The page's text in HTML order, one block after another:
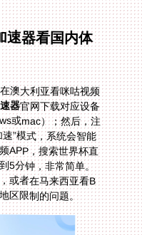
速器看国内体
澳大利亚看咪咕视频
器官网下载对应设备
的客户端（Android、iOS、Windows或mac）；然后，注
册并登录账号；接着，选择“回国加速”模式，系统会智能
推荐最优线路；最后，打开咪咕视频APP，搜索世界杯直
播，就能正常观看了。整个过程不到5分钟，非常简单。
同样的方法，在日本看抖音世界杯，或者在马来西亚看B
区限制的问题。